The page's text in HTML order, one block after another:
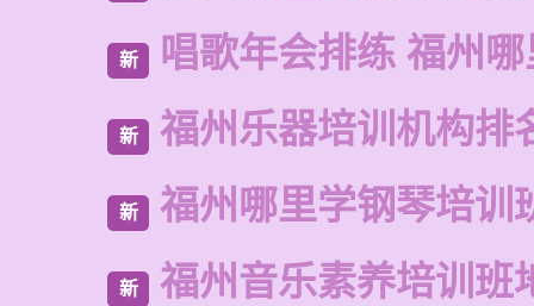
新 唱歌年会排练 福州
新 福州乐器培训机构排
新 福州哪里学钢琴培训
新 福州音乐素养培训班